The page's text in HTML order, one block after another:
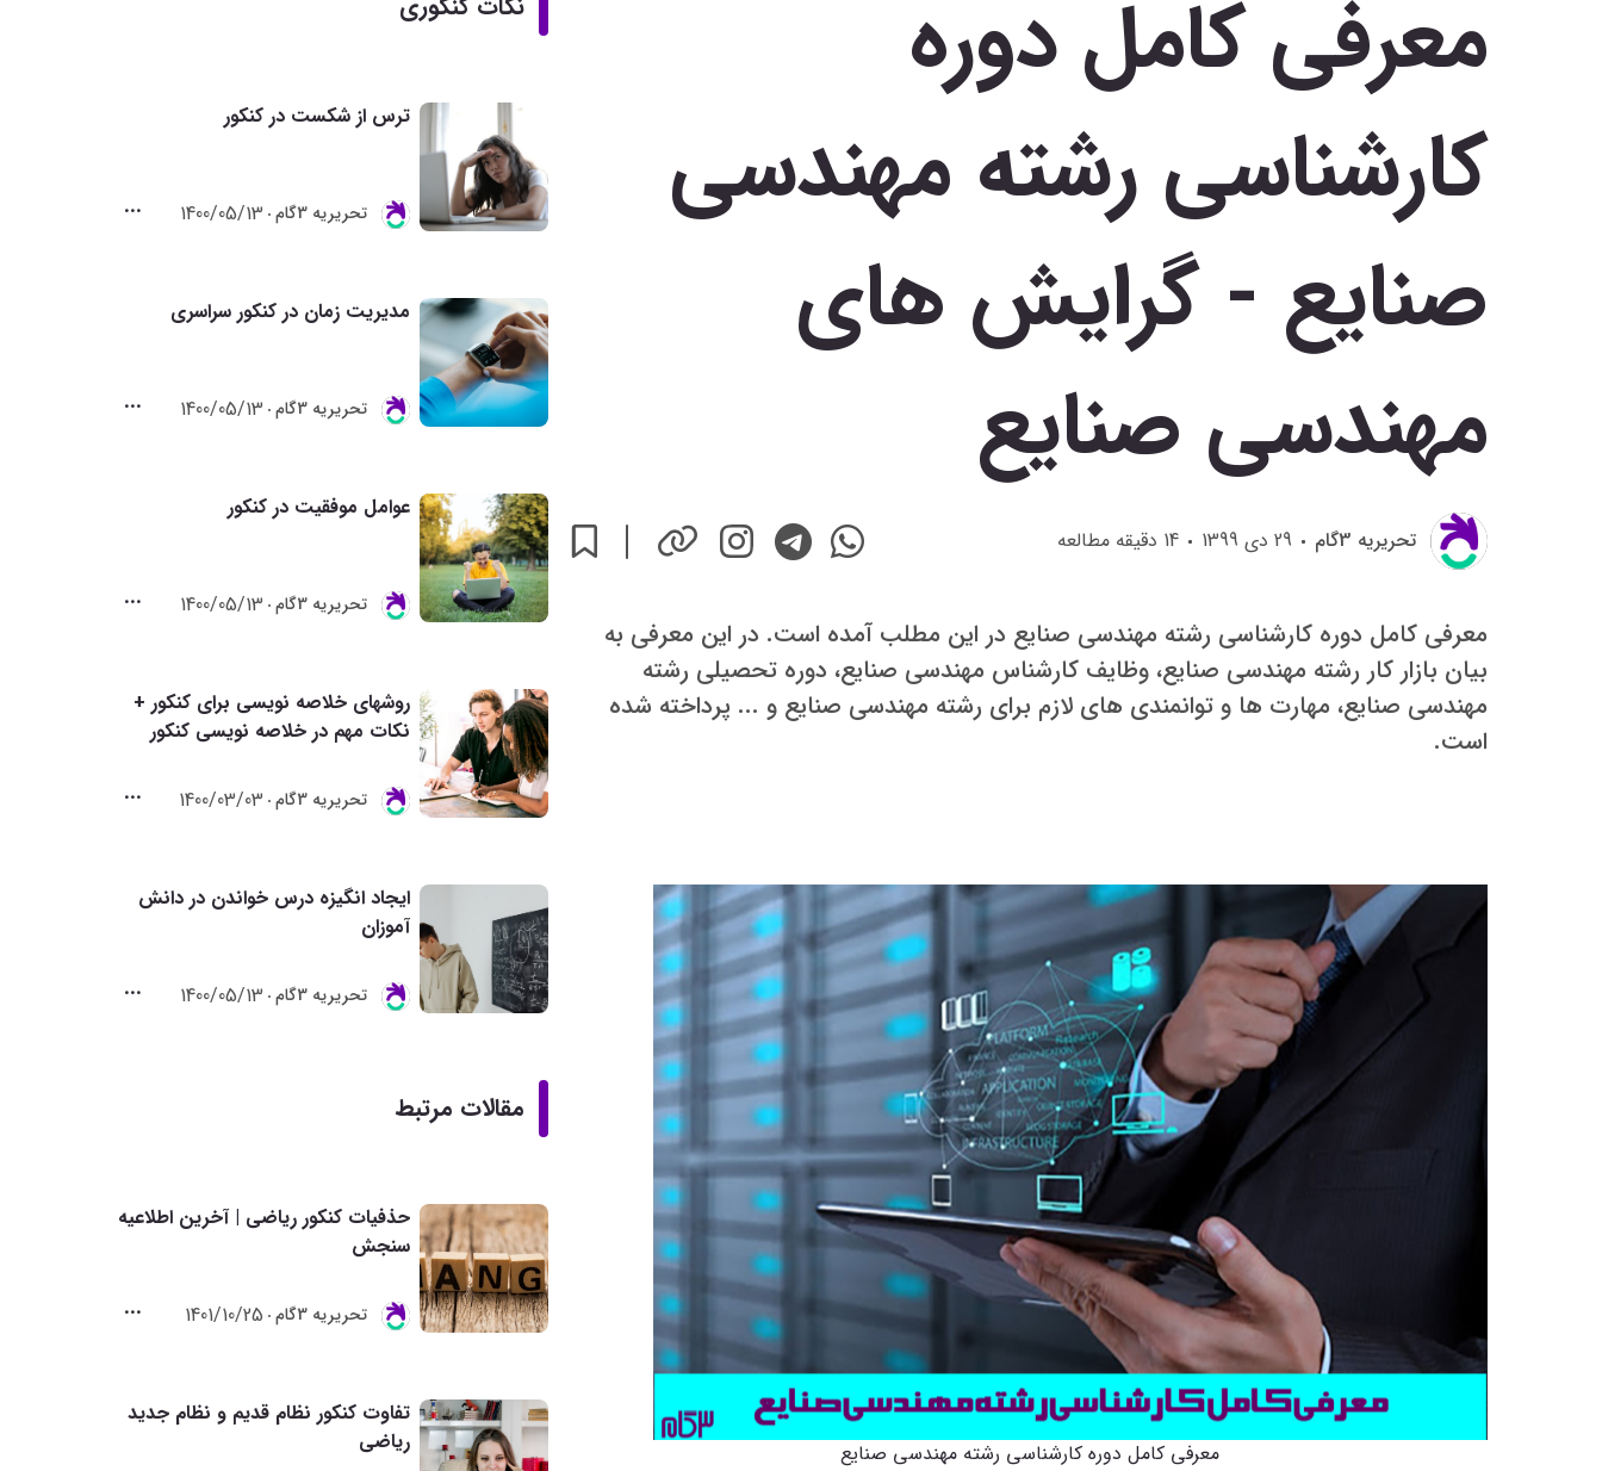
معرفی کامل دوره
کارشناسی رشته مهندسی
صنایع - گرایش های
مهندسی صنایع
تحريريه 3گام 29 دی 1399 14 دقیقه مطالعه
معرفی کامل دوره کارشناسی رشته مهندسی صنایع در این مطلب آمده است. در این معرفی به
بیان بازار کار رشته مهندسی صنایع، وظایف کارشناس مهندسی صنایع، دوره تحصیلی رشته
مهندسی صنایع، مهارت ها و توانمندی های لازم برای رشته مهندسی صنایع و ... پرداخته شده
است.
معرفی کامل دوره کارشناسی رشته مهندسی صنایع
ترس از شکست در کنکور
تحريريه 3گام 1400/05/13
مدیریت زمان در کنکور سراسری
تحريريه 3گام 1400/05/13
عوامل موفقیت در کنکور
تحريريه 3گام 1400/05/13
روشهای خلاصه نویسی برای کنکور +
نکات مهم در خلاصه نویسی کنکور
تحريريه 3گام 1400/03/03
ایجاد انگیزه درس خواندن در دانش
آموزان
تحريريه 3گام 1400/05/13
مقالات مرتبط
حذفیات کنکور ریاضی | آخرین اطلاعیه
سنجش
تحريريه 3گام 1401/10/25
تفاوت کنکور نظام قدیم و نظام جدید
ریاضی